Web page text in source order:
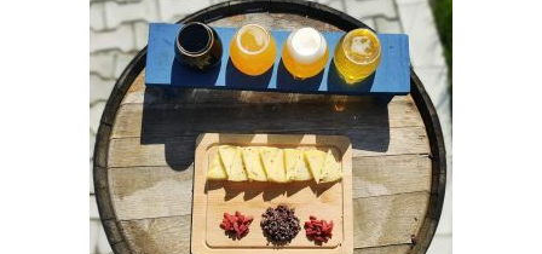
u
l
i
n
i
ț
i
u
l
c
u
r
e
n